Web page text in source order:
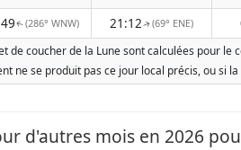
↑(286° WNW) 21:12↑(69° ENE)
coucher de la Lune sont calculées
ne se produit pas ce jour local précis, ou
d'autres mois en 2026